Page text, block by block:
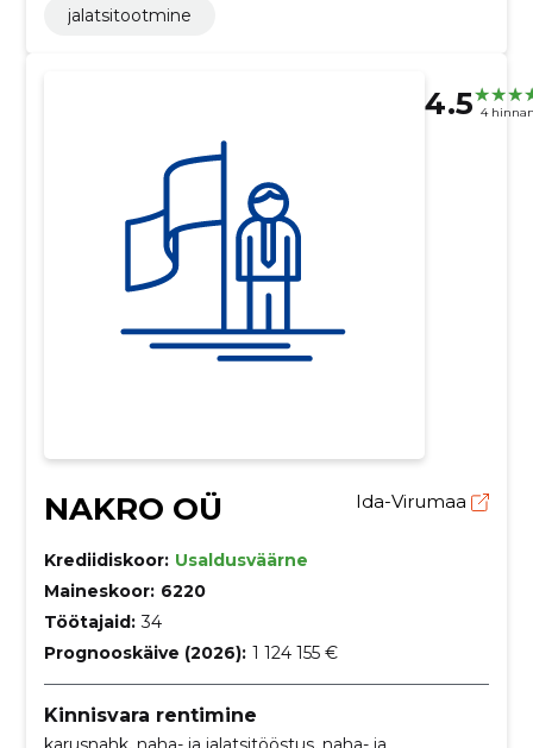
jalatsitootmine
4.5 4
NAKRO OÜ Ida-Virumaa
Krediidiskoor: Usaldusväärne
Maineskoor: 6220
Töötajaid: 34
Prognooskäive (2026): 1 124 155 €
Kinnisvara rentimine